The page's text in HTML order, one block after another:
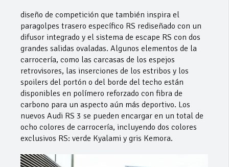
diseño de competición que también inspira el
paragolpes trasero específico RS rediseñado con un
difusor integrado y el sistema de escape RS con dos
grandes salidas ovaladas. Algunos elementos de la
carrocería, como las carcasas de los espejos
retrovisores, las inserciones de los estribos y los
spoilers del portón o del borde del techo están
disponibles en polímero reforzado con fibra de
carbono para un aspecto aún más deportivo. Los
nuevos Audi RS 3 se pueden encargar en un total de
ocho colores de carrocería, incluyendo dos colores
exclusivos RS: verde Kyalami y gris Kemora.